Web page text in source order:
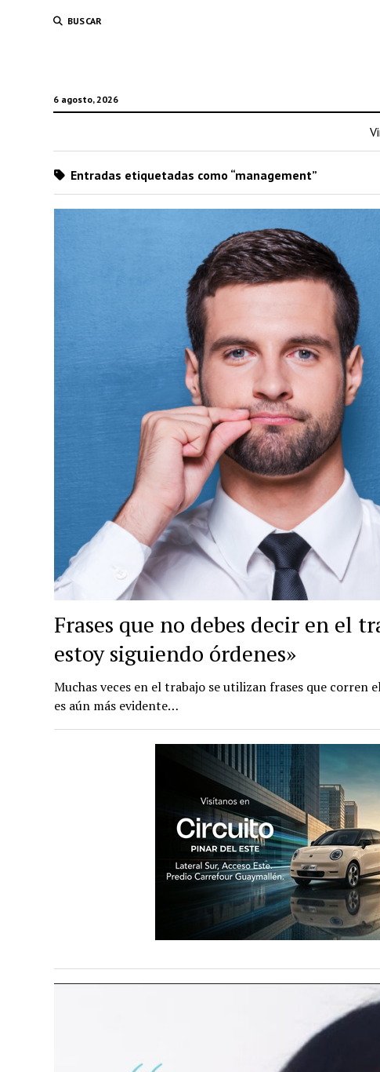
BUSCAR
6 agosto, 2026
Entradas etiquetadas como “management”
Frases que no debes decir en el
estoy siguiendo órdenes»
Muchas veces en el trabajo se utilizan frases que
es aún más evidente…